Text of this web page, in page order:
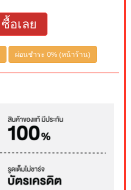
ซื้อเลย
ผ่อนชำระ 0% (หน้าร้าน)